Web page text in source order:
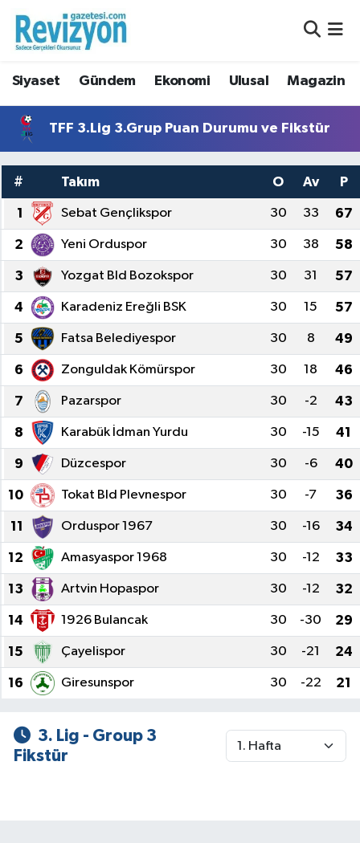
Siyaset Gündem Ekonomi Ulusal Magazin
TFF 3.Lig 3.Grup Puan Durumu ve Fikstür
# Takım O Av P
1 Sebat Gençlikspor 30 33 67
2 Yeni Orduspor 30 38 58
3 Yozgat Bld Bozokspor 30 31 57
4 Karadeniz Ereğli BSK 30 15 57
5 Fatsa Belediyespor 30 8 49
6 Zonguldak Kömürspor 30 18 46
7 Pazarspor 30 -2 43
8 Karabük İdman Yurdu 30 -15 41
9 Düzcespor 30 -6 40
10 Tokat Bld Plevnespor 30 -7 36
11 Orduspor 1967 30 -16 34
12 Amasyaspor 1968 30 -12 33
13 Artvin Hopaspor 30 -12 32
14 1926 Bulancak 30 -30 29
15 Çayelispor 30 -21 24
16 Giresunspor 30 -22 21
3. Lig - Group 3
Fikstür
Trafik Durumu
Süper Lig Puan Durumu ve Fikstür
Tüm Manşetler
Son Dakika Haberleri
Haber Arşivi